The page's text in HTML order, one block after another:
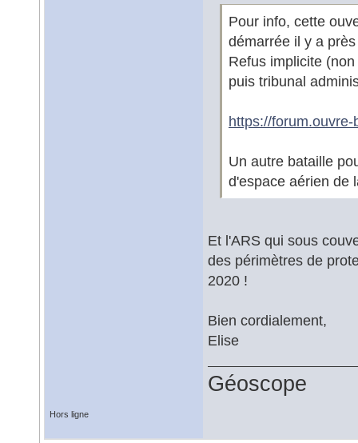
Pour info, cette
démarrée il y a
Refus implicite
puis tribunal
https://
Un autre bataille
d'espace aérien de
Et l'ARS qui sous
des périmètres de
2020 !
Bien cordialement,
Elise
Géoscope
Hors ligne